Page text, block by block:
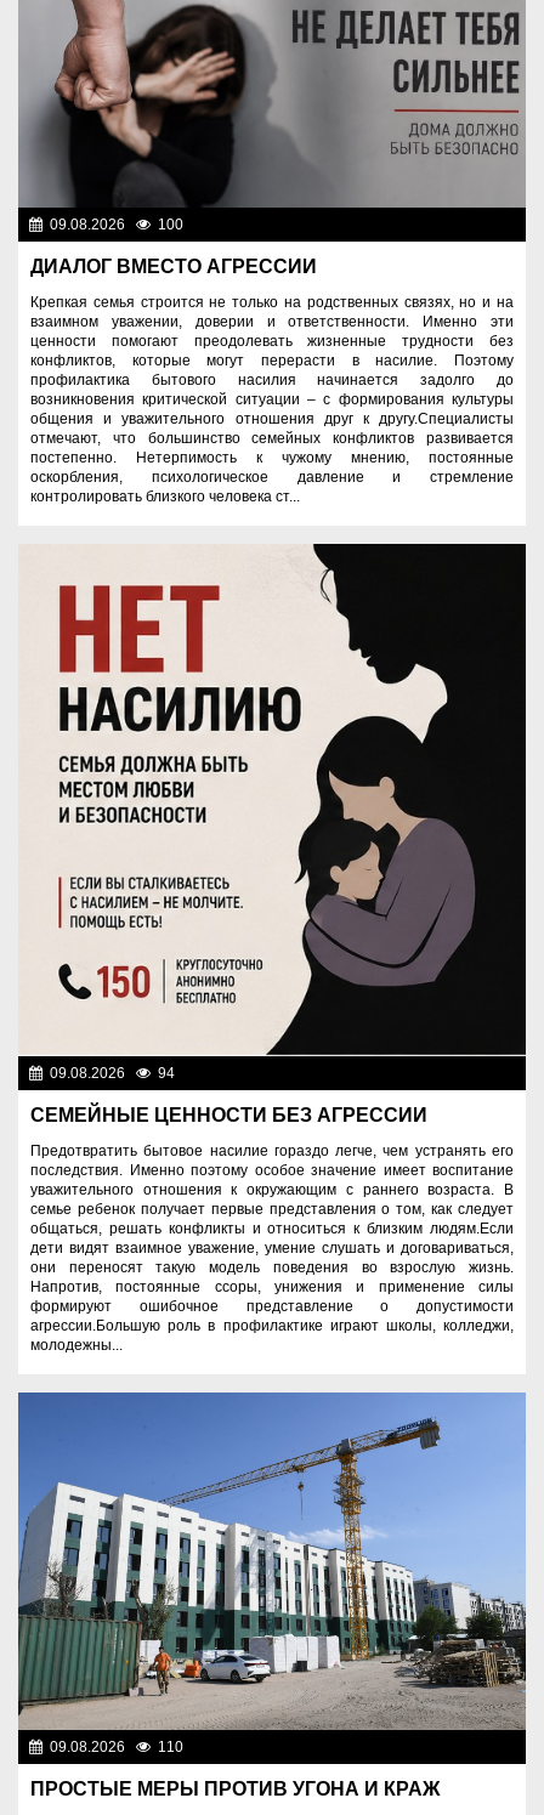
09.08.2026 100
ДИАЛОГ ВМЕСТО АГРЕССИИ
Крепкая семья строится не только на родственных связях, но и на
взаимном уважении, доверии и ответственности. Именно эти
ценности помогают преодолевать жизненные трудности без
конфликтов, которые могут перерасти в насилие. Поэтому
профилактика бытового насилия начинается задолго до
возникновения критической ситуации – с формирования культуры
общения и уважительного отношения друг к другу.Специалисты
отмечают, что большинство семейных конфликтов развивается
постепенно. Нетерпимость к чужому мнению, постоянные
оскорбления, психологическое давление и стремление
контролировать близкого человека ст...
09.08.2026 94
СЕМЕЙНЫЕ ЦЕННОСТИ БЕЗ АГРЕССИИ
Предотвратить бытовое насилие гораздо легче, чем устранять его
последствия. Именно поэтому особое значение имеет воспитание
уважительного отношения к окружающим с раннего возраста. В
семье ребенок получает первые представления о том, как следует
общаться, решать конфликты и относиться к близким людям.Если
дети видят взаимное уважение, умение слушать и договариваться,
они переносят такую модель поведения во взрослую жизнь.
Напротив, постоянные ссоры, унижения и применение силы
формируют ошибочное представление о допустимости
агрессии.Большую роль в профилактике играют школы, колледжи,
молодежны...
09.08.2026 110
ПРОСТЫЕ МЕРЫ ПРОТИВ УГОНА И КРАЖ